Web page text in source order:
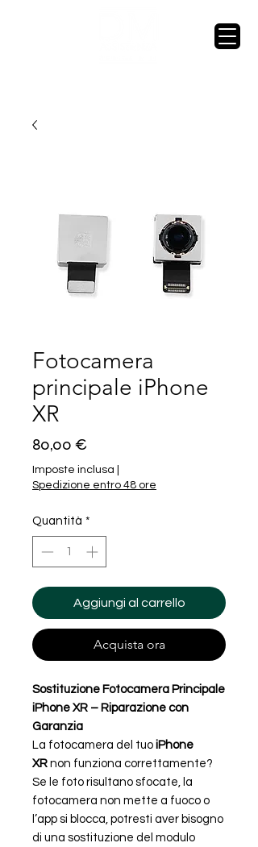
Fotocamera
principale iPhone
XR
80,00 €
Imposte inclusa
Spedizione entro 48 ore
Quantità *
Aggiungi al carrello
Acquista ora
Sostituzione Fotocamera Principale
iPhone XR – Riparazione con
Garanzia
La fotocamera del tuo iPhone
XR non funziona correttamente?
Se le foto risultano sfocate, la
fotocamera non mette a fuoco o
l’app si blocca, potresti aver bisogno
di una sostituzione del modulo